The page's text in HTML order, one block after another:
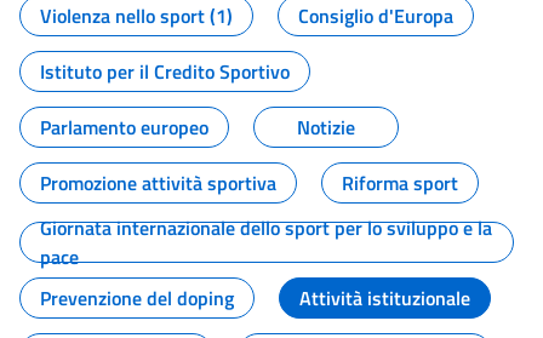
Violenza nello sport (1)
Consiglio d'Europa
Istituto per il Credito Sportivo
Parlamento europeo
Notizie
Promozione attività sportiva
Riforma sport
Giornata internazionale dello sport per lo sviluppo e la
pace
Prevenzione del doping
Attività istituzionale